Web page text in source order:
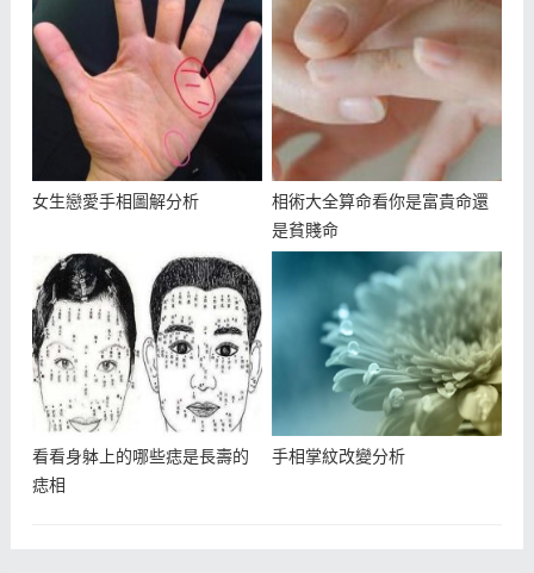
女生戀愛手相圖解分析
相術大全算命看你是富貴命還
是貧賤命
看看身躰上的哪些痣是長壽的
痣相
手相掌紋改變分析